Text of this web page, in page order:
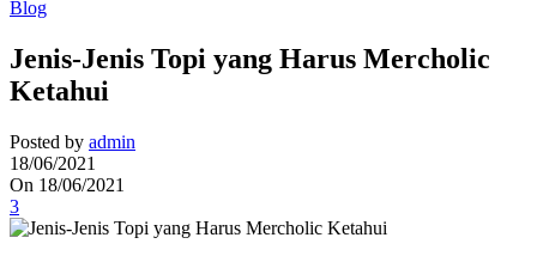
Blog
Jenis-Jenis Topi yang Harus Mercholic
Ketahui
Posted by admin
18/06/2021
On 18/06/2021
3